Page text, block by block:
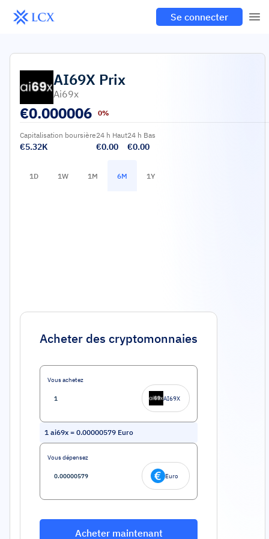
Se connecter
AI69X Prix
Ai69x
€0.000006 0%
Capitalisation boursière
€5.32K
24 h Haut
€0.00
24 h Bas
€0.00
1D 1W 1M 6M 1Y
Acheter des cryptomonnaies
Vous achetez
AI69X
1 ai69x = 0.00000579 Euro
Vous dépensez
Euro
Acheter maintenant